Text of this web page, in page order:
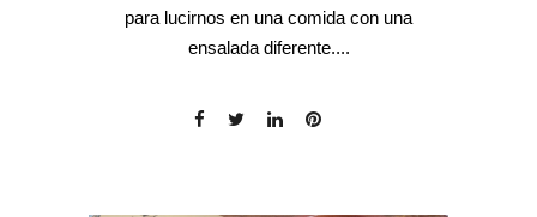
para lucirnos en una comida con una
ensalada diferente....